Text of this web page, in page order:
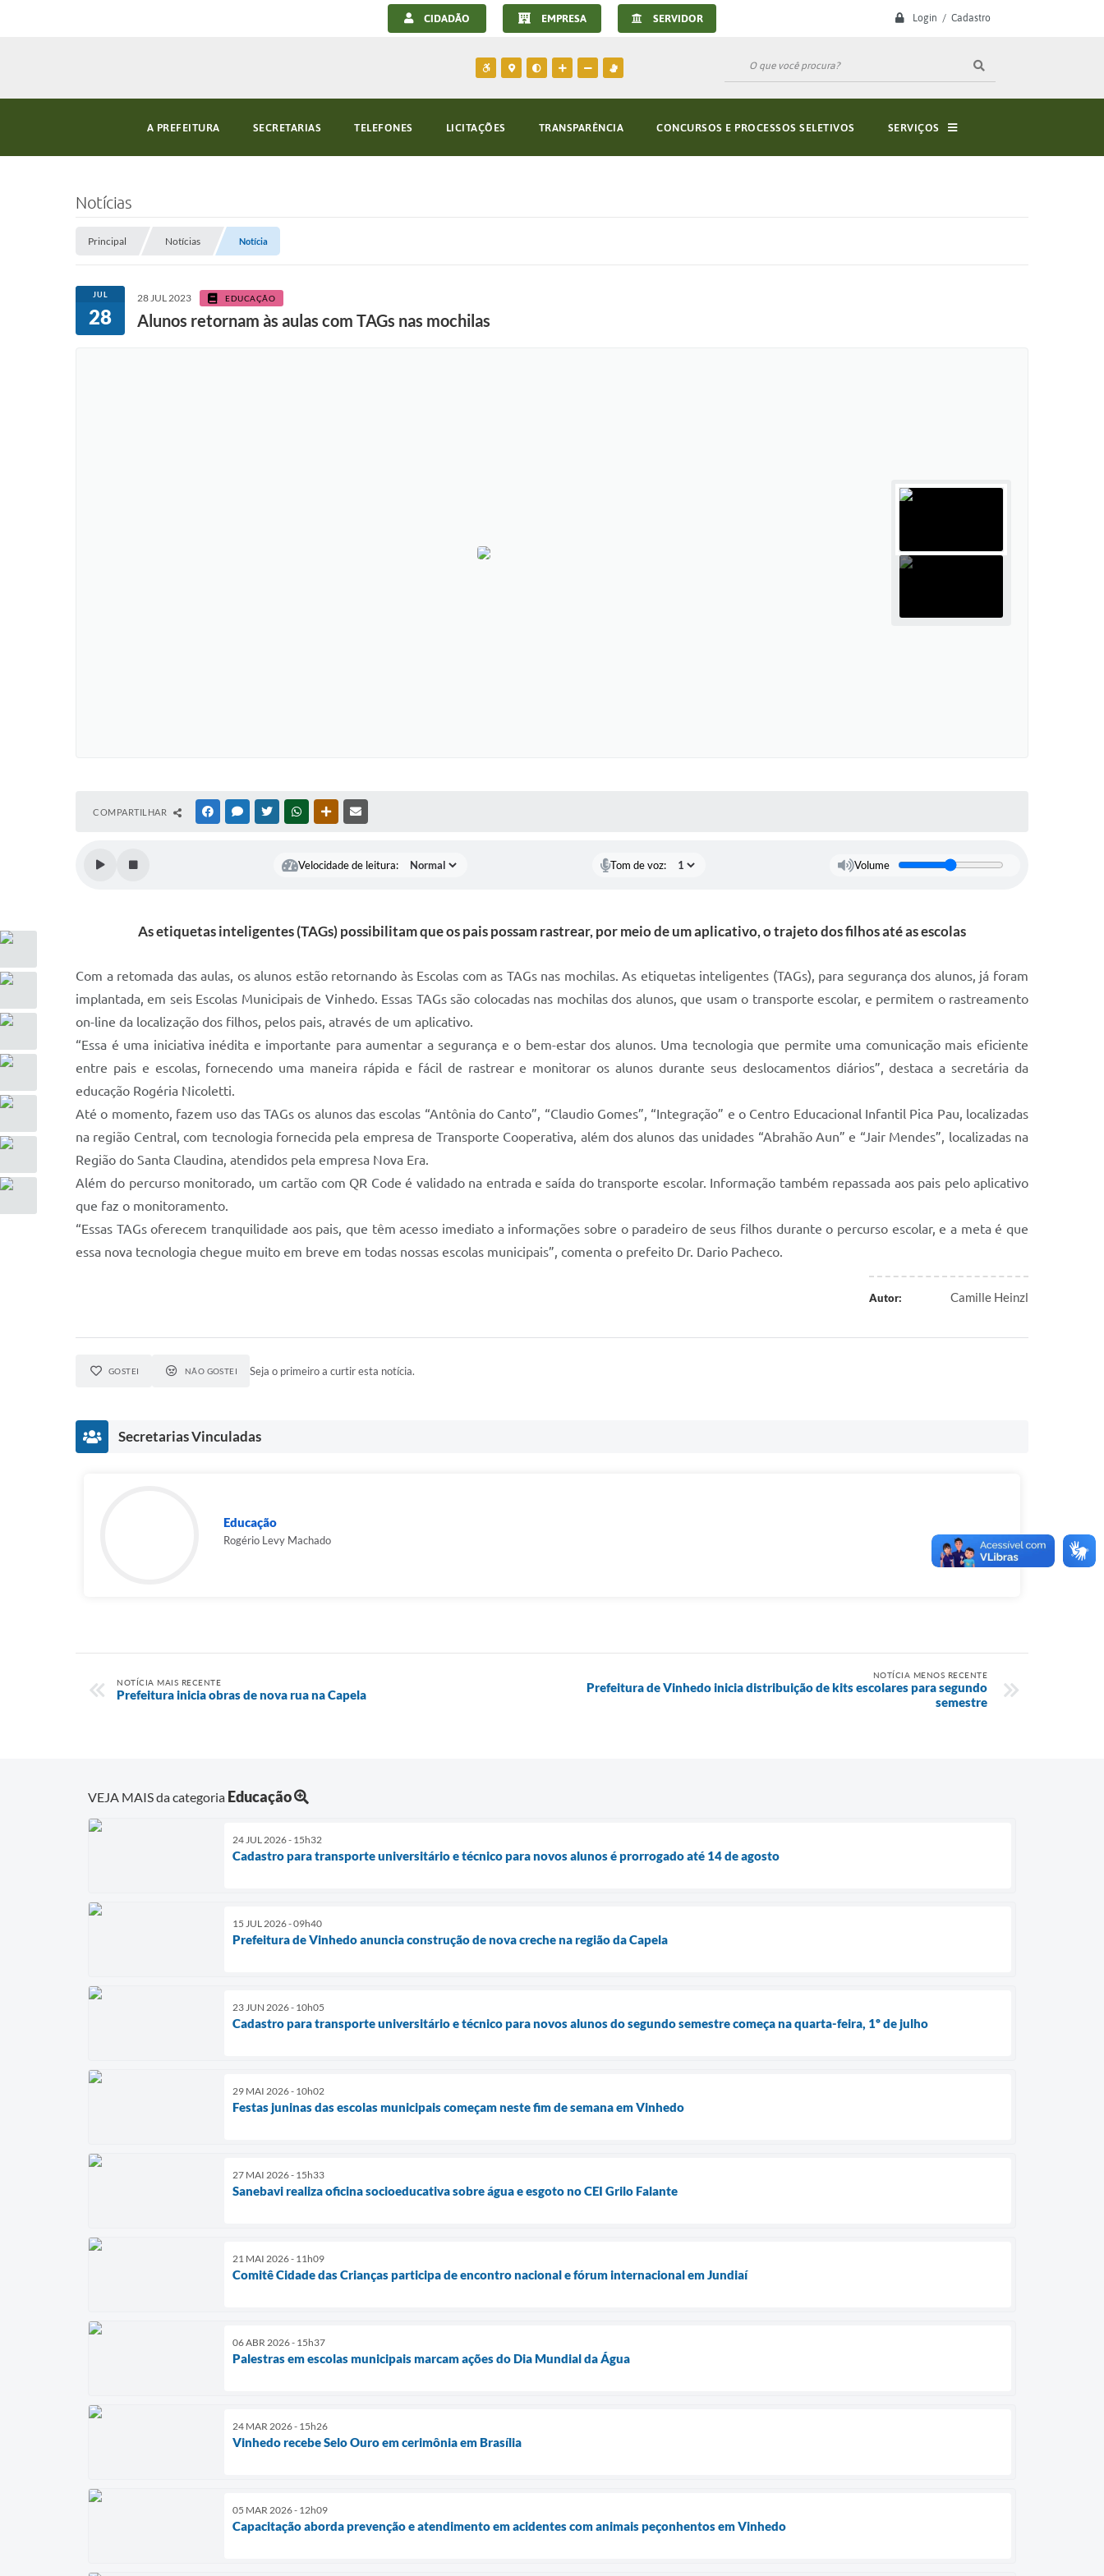
Login / Cadastro
CIDADÃO EMPRESA SERVIDOR
A PREFEITURA SECRETARIAS TELEFONES LICITAÇÕES TRANSPARÊNCIA CONCURSOS E PROCESSOS SELETIVOS SERVIÇOS
Notícias
Principal Notícias Notícia
JUL
28
28 JUL 2023 EDUCAÇÃO
Alunos retornam às aulas com TAGs nas mochilas
COMPARTILHAR FACEBOOKMESSENGER
TWITTERWHATSAPPOUTRAS MÍDIAS
Velocidade de leitura: Tom de voz: Volume
As etiquetas inteligentes (TAGs) possibilitam que os pais possam rastrear, por meio de um aplicativo, o trajeto dos filhos até as escolas
Com a retomada das aulas, os alunos estão retornando às Escolas com as TAGs nas mochilas. As etiquetas inteligentes (TAGs), para segurança dos alunos, já foram
implantada, em seis Escolas Municipais de Vinhedo. Essas TAGs são colocadas nas mochilas dos alunos, que usam o transporte escolar, e permitem o rastreamento
on-line da localização dos filhos, pelos pais, através de um aplicativo.
“Essa é uma iniciativa inédita e importante para aumentar a segurança e o bem-estar dos alunos. Uma tecnologia que permite uma comunicação mais eficiente
entre pais e escolas, fornecendo uma maneira rápida e fácil de rastrear e monitorar os alunos durante seus deslocamentos diários”, destaca a secretária da
educação Rogéria Nicoletti.
Até o momento, fazem uso das TAGs os alunos das escolas “Antônia do Canto”, “Claudio Gomes”, “Integração” e o Centro Educacional Infantil Pica Pau, localizadas
na região Central, com tecnologia fornecida pela empresa de Transporte Cooperativa, além dos alunos das unidades “Abrahão Aun” e “Jair Mendes”, localizadas na
Região do Santa Claudina, atendidos pela empresa Nova Era.
Além do percurso monitorado, um cartão com QR Code é validado na entrada e saída do transporte escolar. Informação também repassada aos pais pelo aplicativo
que faz o monitoramento.
“Essas TAGs oferecem tranquilidade aos pais, que têm acesso imediato a informações sobre o paradeiro de seus filhos durante o percurso escolar, e a meta é que
essa nova tecnologia chegue muito em breve em todas nossas escolas municipais”, comenta o prefeito Dr. Dario Pacheco.
Autor: Camille Heinzl
GOSTEI NÃO GOSTEI Seja o primeiro a curtir esta notícia.
Secretarias Vinculadas
Educação
Rogério Levy Machado
NOTÍCIA MAIS RECENTE
Prefeitura inicia obras de nova rua na Capela
NOTÍCIA MENOS RECENTE
Prefeitura de Vinhedo inicia distribuição de kits escolares para segundo
semestre
VEJA MAIS da categoria Educação
24 JUL 2026 - 15h32
Cadastro para transporte universitário e técnico para novos alunos é prorrogado até 14 de agosto
15 JUL 2026 - 09h40
Prefeitura de Vinhedo anuncia construção de nova creche na região da Capela
23 JUN 2026 - 10h05
Cadastro para transporte universitário e técnico para novos alunos do segundo semestre começa na quarta-feira, 1º de julho
29 MAI 2026 - 10h02
Festas juninas das escolas municipais começam neste fim de semana em Vinhedo
27 MAI 2026 - 15h33
Sanebavi realiza oficina socioeducativa sobre água e esgoto no CEI Grilo Falante
21 MAI 2026 - 11h09
Comitê Cidade das Crianças participa de encontro nacional e fórum internacional em Jundiaí
06 ABR 2026 - 15h37
Palestras em escolas municipais marcam ações do Dia Mundial da Água
24 MAR 2026 - 15h26
Vinhedo recebe Selo Ouro em cerimônia em Brasília
05 MAR 2026 - 12h09
Capacitação aborda prevenção e atendimento em acidentes com animais peçonhentos em Vinhedo